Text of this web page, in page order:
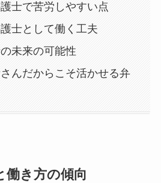
士で苦労しやすい点
士として働く工夫
未来の可能性
んだからこそ活かせる弁
働き方の傾向